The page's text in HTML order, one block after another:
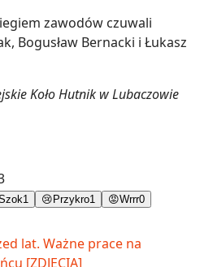
zawodów czuwali
Bogusław Bernacki i Łukasz
Koło Hutnik w Lubaczowie
1 😢 Przykro1 😡Wrrr0